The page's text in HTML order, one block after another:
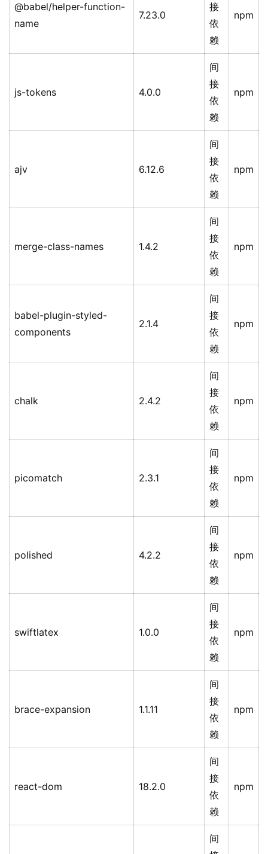
@babel/helper-function-
name
7.23.0
接
依
赖
npm
js-tokens 4.0.0
间
接
依
赖
npm
ajv 6.12.6
间
接
依
赖
npm
merge-class-names 1.4.2
间
接
依
赖
npm
babel-plugin-styled-
components
2.1.4
间
接
依
赖
npm
chalk 2.4.2
间
接
依
赖
npm
picomatch 2.3.1
间
接
依
赖
npm
polished 4.2.2
间
接
依
赖
npm
swiftlatex 1.0.0
间
接
依
赖
npm
brace-expansion 1.1.11
间
接
依
赖
npm
react-dom 18.2.0
间
接
依
赖
npm
间